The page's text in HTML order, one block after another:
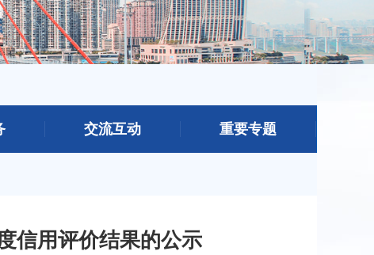
交流互动 重要专题
信用评价结果的公示